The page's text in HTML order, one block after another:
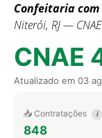
Confeitaria com
Niterói, RJ —
CNAE
Atualizado em 03
📥 Contratações i
848